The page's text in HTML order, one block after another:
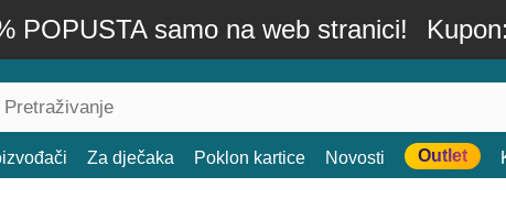
POPUSTA samo na web stranici! Kupon:
Za dječaka Poklon kartice Novosti Outlet